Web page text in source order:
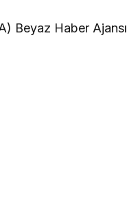
Beyaz Haber Ajansı